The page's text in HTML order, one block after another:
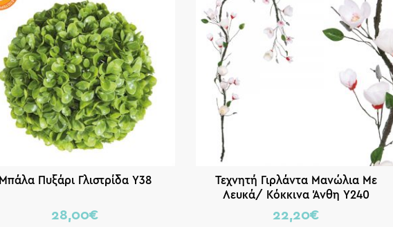
Μπάλα Πυξάρι Γλιστρίδα Υ38
28,00€
Τεχνητή Γιρλάντα Μανώλια Με
Λευκά/ Κόκκινα Άνθη Υ240
22,20€